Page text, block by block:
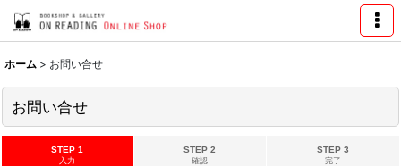
ホーム > お問い合せ
お問い合せ
STEP 1
入力
STEP 2
確認
STEP 3
完了